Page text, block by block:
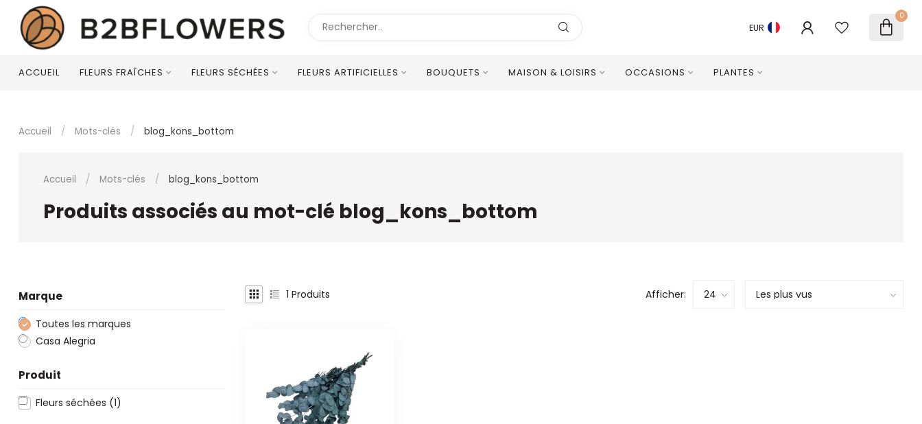
EUR
0
ACCUEIL FLEURS FRAÎCHES FLEURS SÉCHÉES FLEURS ARTIFICIELLES BOUQUETS MAISON & LOISIRS OCCASIONS PLANTES
Accueil / Mots-clés / blog_kons_bottom
Accueil / Mots-clés / blog_kons_bottom
Produits associés au mot-clé blog_kons_bottom
Marque
Toutes les marques
Casa Alegria
Produit
Fleurs séchées (1)
1 Produits Afficher: